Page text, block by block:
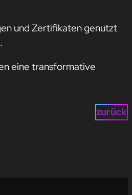
und Zertifikaten genutzt
eine transformative
zurück